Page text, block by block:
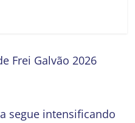
Frei Galvão 2026
segue intensificando